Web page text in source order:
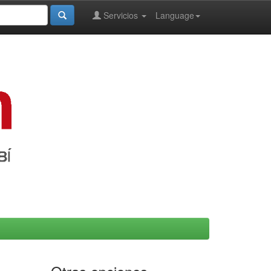
Language
Servicios